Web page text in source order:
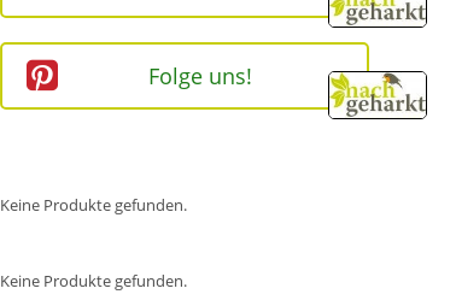
Folge uns!
Keine Produkte gefunden.
Keine Produkte gefunden.